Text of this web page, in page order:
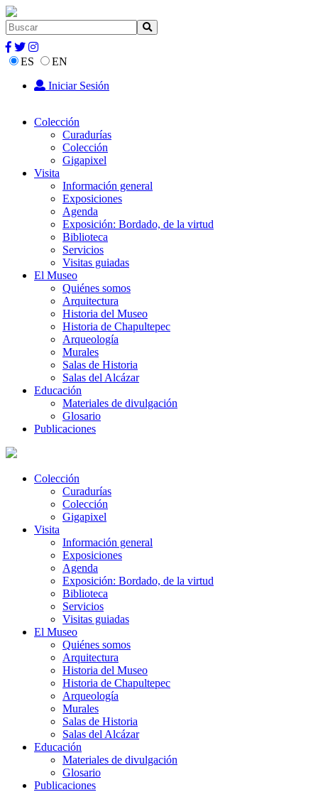
ES
EN
Iniciar Sesión
Colección
Curadurías
Colección
Gigapixel
Visita
Información general
Exposiciones
Agenda
Exposición: Bordado, de la virtud
Biblioteca
Servicios
Visitas guiadas
El Museo
Quiénes somos
Arquitectura
Historia del Museo
Historia de Chapultepec
Arqueología
Murales
Salas de Historia
Salas del Alcázar
Educación
Materiales de divulgación
Glosario
Publicaciones
Colección
Curadurías
Colección
Gigapixel
Visita
Información general
Exposiciones
Agenda
Exposición: Bordado, de la virtud
Biblioteca
Servicios
Visitas guiadas
El Museo
Quiénes somos
Arquitectura
Historia del Museo
Historia de Chapultepec
Arqueología
Murales
Salas de Historia
Salas del Alcázar
Educación
Materiales de divulgación
Glosario
Publicaciones